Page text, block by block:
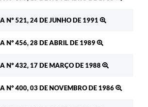
Nº 521, 24 DE JUNHO DE 1991
Nº 456, 28 DE ABRIL DE 1989
Nº 432, 17 DE MARÇO DE 1988
Nº 400, 03 DE NOVEMBRO DE 1986